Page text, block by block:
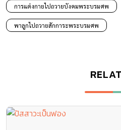
การแต่งกายไปถวายบังคมพระบรมศพ
พาลูกไปถวายสักการะพระบรมศพ